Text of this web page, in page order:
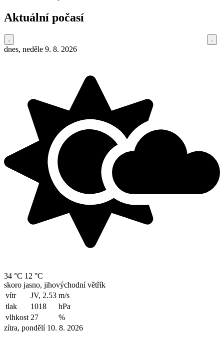
Aktuální počasí
dnes, neděle 9. 8. 2026
34 °C 12 °C
skoro jasno, jihovýchodní větřík
vítr
JV, 2.53 m/s
tlak
1018
hPa
vlhkost 27
%
zítra, pondělí 10. 8. 2026